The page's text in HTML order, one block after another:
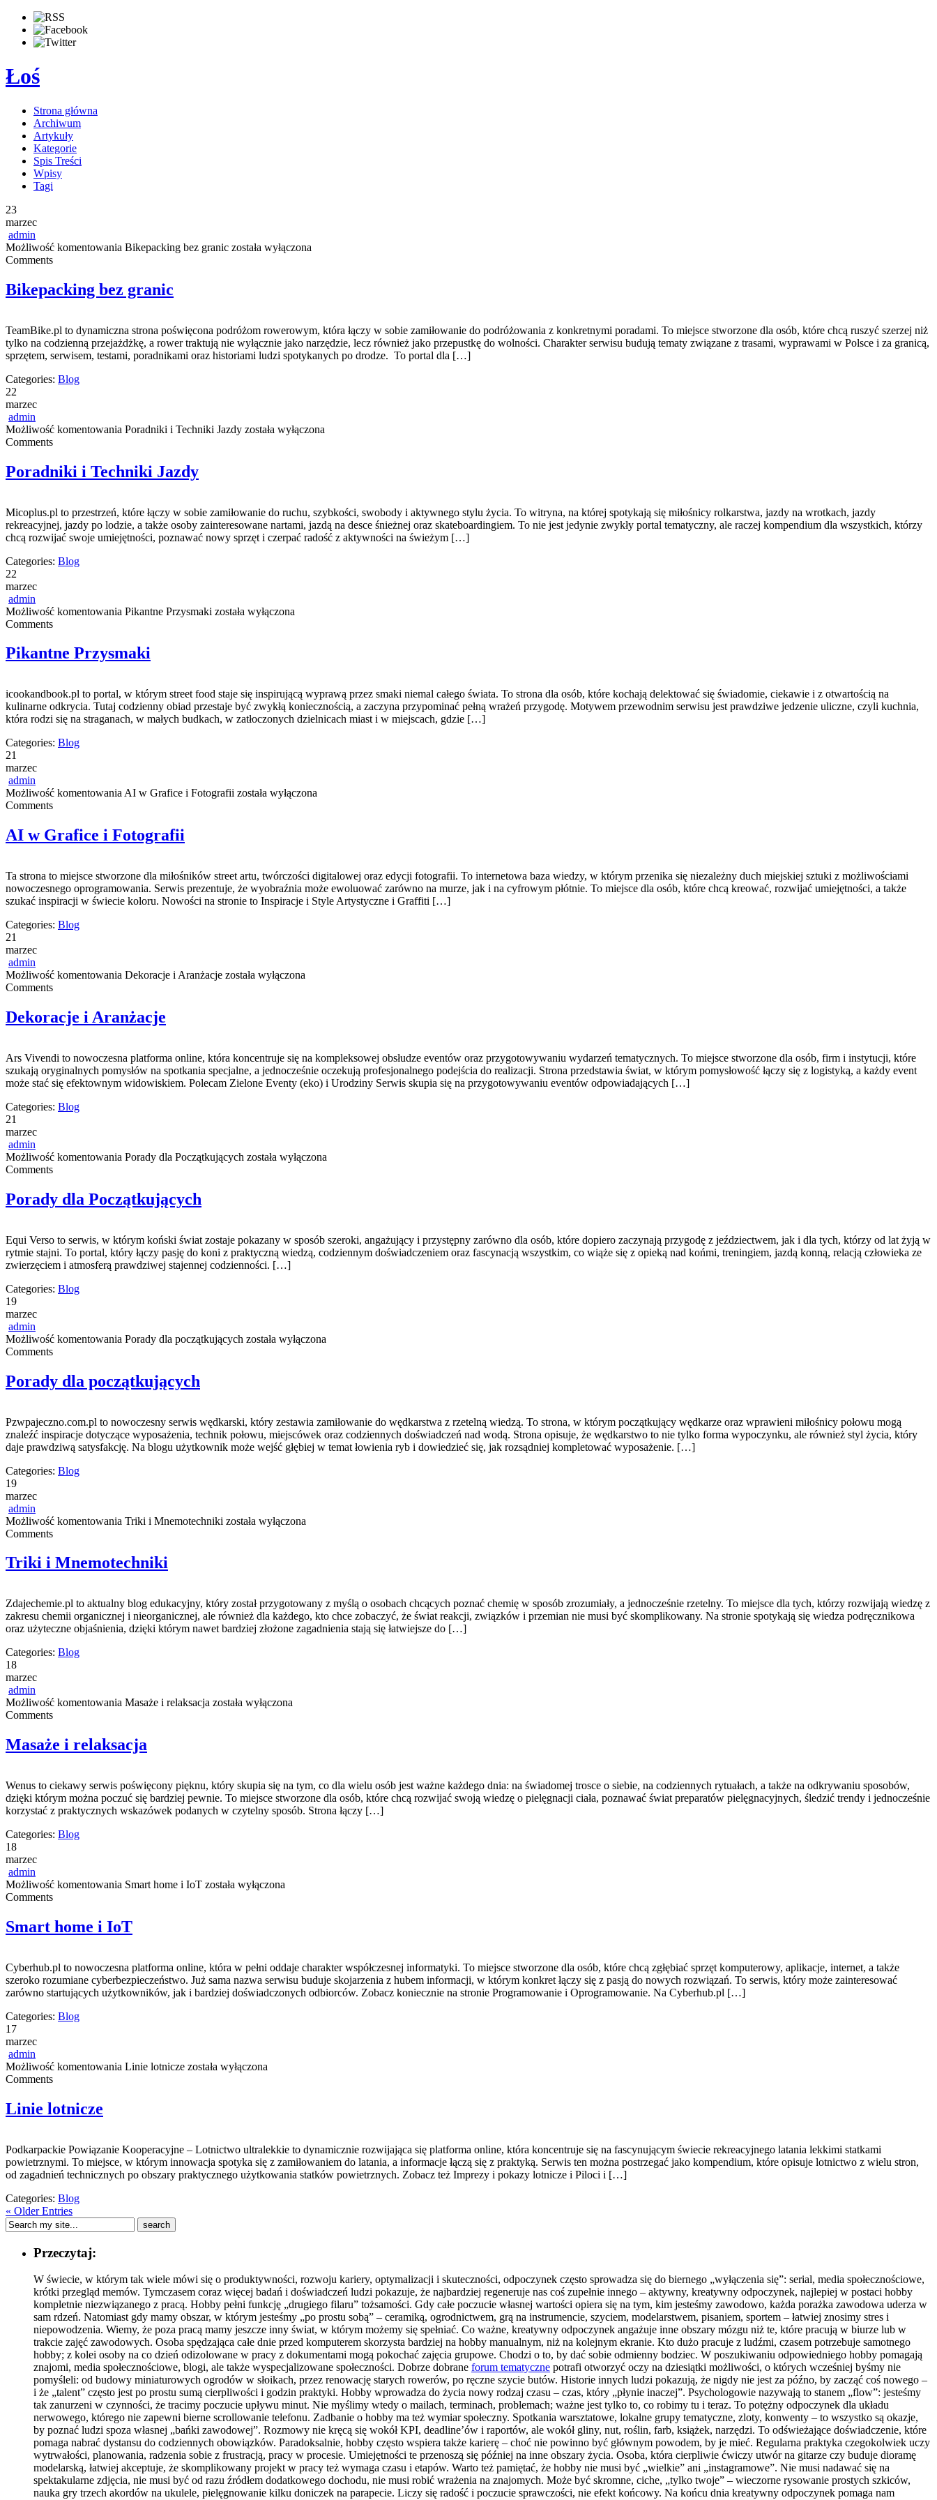
Łoś
Strona główna
Archiwum
Artykuły
Kategorie
Spis Treści
Wpisy
Tagi
23
marzec
admin
Możliwość komentowania Bikepacking bez granic została wyłączona
Comments
Bikepacking bez granic
TeamBike.pl to dynamiczna strona poświęcona podróżom rowerowym, która łączy w sobie zamiłowanie do podróżowania z konkretnymi poradami. To miejsce stworzone dla osób, które chcą ruszyć szerzej niż
tylko na codzienną przejażdżkę, a rower traktują nie wyłącznie jako narzędzie, lecz również jako przepustkę do wolności. Charakter serwisu budują tematy związane z trasami, wyprawami w Polsce i za granicą,
sprzętem, serwisem, testami, poradnikami oraz historiami ludzi spotykanych po drodze. To portal dla […]
Categories: Blog
22
marzec
admin
Możliwość komentowania Poradniki i Techniki Jazdy została wyłączona
Comments
Poradniki i Techniki Jazdy
Micoplus.pl to przestrzeń, które łączy w sobie zamiłowanie do ruchu, szybkości, swobody i aktywnego stylu życia. To witryna, na której spotykają się miłośnicy rolkarstwa, jazdy na wrotkach, jazdy
rekreacyjnej, jazdy po lodzie, a także osoby zainteresowane nartami, jazdą na desce śnieżnej oraz skateboardingiem. To nie jest jedynie zwykły portal tematyczny, ale raczej kompendium dla wszystkich, którzy
chcą rozwijać swoje umiejętności, poznawać nowy sprzęt i czerpać radość z aktywności na świeżym […]
Categories: Blog
22
marzec
admin
Możliwość komentowania Pikantne Przysmaki została wyłączona
Comments
Pikantne Przysmaki
icookandbook.pl to portal, w którym street food staje się inspirującą wyprawą przez smaki niemal całego świata. To strona dla osób, które kochają delektować się świadomie, ciekawie i z otwartością na
kulinarne odkrycia. Tutaj codzienny obiad przestaje być zwykłą koniecznością, a zaczyna przypominać pełną wrażeń przygodę. Motywem przewodnim serwisu jest prawdziwe jedzenie uliczne, czyli kuchnia,
która rodzi się na straganach, w małych budkach, w zatłoczonych dzielnicach miast i w miejscach, gdzie […]
Categories: Blog
21
marzec
admin
Możliwość komentowania AI w Grafice i Fotografii została wyłączona
Comments
AI w Grafice i Fotografii
Ta strona to miejsce stworzone dla miłośników street artu, twórczości digitalowej oraz edycji fotografii. To internetowa baza wiedzy, w którym przenika się niezależny duch miejskiej sztuki z możliwościami
nowoczesnego oprogramowania. Serwis prezentuje, że wyobraźnia może ewoluować zarówno na murze, jak i na cyfrowym płótnie. To miejsce dla osób, które chcą kreować, rozwijać umiejętności, a także
szukać inspiracji w świecie koloru. Nowości na stronie to Inspiracje i Style Artystyczne i Graffiti […]
Categories: Blog
21
marzec
admin
Możliwość komentowania Dekoracje i Aranżacje została wyłączona
Comments
Dekoracje i Aranżacje
Ars Vivendi to nowoczesna platforma online, która koncentruje się na kompleksowej obsłudze eventów oraz przygotowywaniu wydarzeń tematycznych. To miejsce stworzone dla osób, firm i instytucji, które
szukają oryginalnych pomysłów na spotkania specjalne, a jednocześnie oczekują profesjonalnego podejścia do realizacji. Strona przedstawia świat, w którym pomysłowość łączy się z logistyką, a każdy event
może stać się efektownym widowiskiem. Polecam Zielone Eventy (eko) i Urodziny Serwis skupia się na przygotowywaniu eventów odpowiadających […]
Categories: Blog
21
marzec
admin
Możliwość komentowania Porady dla Początkujących została wyłączona
Comments
Porady dla Początkujących
Equi Verso to serwis, w którym koński świat zostaje pokazany w sposób szeroki, angażujący i przystępny zarówno dla osób, które dopiero zaczynają przygodę z jeździectwem, jak i dla tych, którzy od lat żyją w
rytmie stajni. To portal, który łączy pasję do koni z praktyczną wiedzą, codziennym doświadczeniem oraz fascynacją wszystkim, co wiąże się z opieką nad końmi, treningiem, jazdą konną, relacją człowieka ze
zwierzęciem i atmosferą prawdziwej stajennej codzienności. […]
Categories: Blog
19
marzec
admin
Możliwość komentowania Porady dla początkujących została wyłączona
Comments
Porady dla początkujących
Pzwpajeczno.com.pl to nowoczesny serwis wędkarski, który zestawia zamiłowanie do wędkarstwa z rzetelną wiedzą. To strona, w którym początkujący wędkarze oraz wprawieni miłośnicy połowu mogą
znaleźć inspiracje dotyczące wyposażenia, technik połowu, miejscówek oraz codziennych doświadczeń nad wodą. Strona opisuje, że wędkarstwo to nie tylko forma wypoczynku, ale również styl życia, który
daje prawdziwą satysfakcję. Na blogu użytkownik może wejść głębiej w temat łowienia ryb i dowiedzieć się, jak rozsądniej kompletować wyposażenie. […]
Categories: Blog
19
marzec
admin
Możliwość komentowania Triki i Mnemotechniki została wyłączona
Comments
Triki i Mnemotechniki
Zdajechemie.pl to aktualny blog edukacyjny, który został przygotowany z myślą o osobach chcących poznać chemię w sposób zrozumiały, a jednocześnie rzetelny. To miejsce dla tych, którzy rozwijają wiedzę z
zakresu chemii organicznej i nieorganicznej, ale również dla każdego, kto chce zobaczyć, że świat reakcji, związków i przemian nie musi być skomplikowany. Na stronie spotykają się wiedza podręcznikowa
oraz użyteczne objaśnienia, dzięki którym nawet bardziej złożone zagadnienia stają się łatwiejsze do […]
Categories: Blog
18
marzec
admin
Możliwość komentowania Masaże i relaksacja została wyłączona
Comments
Masaże i relaksacja
Wenus to ciekawy serwis poświęcony pięknu, który skupia się na tym, co dla wielu osób jest ważne każdego dnia: na świadomej trosce o siebie, na codziennych rytuałach, a także na odkrywaniu sposobów,
dzięki którym można poczuć się bardziej pewnie. To miejsce stworzone dla osób, które chcą rozwijać swoją wiedzę o pielęgnacji ciała, poznawać świat preparatów pielęgnacyjnych, śledzić trendy i jednocześnie
korzystać z praktycznych wskazówek podanych w czytelny sposób. Strona łączy […]
Categories: Blog
18
marzec
admin
Możliwość komentowania Smart home i IoT została wyłączona
Comments
Smart home i IoT
Cyberhub.pl to nowoczesna platforma online, która w pełni oddaje charakter współczesnej informatyki. To miejsce stworzone dla osób, które chcą zgłębiać sprzęt komputerowy, aplikacje, internet, a także
szeroko rozumiane cyberbezpieczeństwo. Już sama nazwa serwisu buduje skojarzenia z hubem informacji, w którym konkret łączy się z pasją do nowych rozwiązań. To serwis, który może zainteresować
zarówno startujących użytkowników, jak i bardziej doświadczonych odbiorców. Zobacz koniecznie na stronie Programowanie i Oprogramowanie. Na Cyberhub.pl […]
Categories: Blog
17
marzec
admin
Możliwość komentowania Linie lotnicze została wyłączona
Comments
Linie lotnicze
Podkarpackie Powiązanie Kooperacyjne – Lotnictwo ultralekkie to dynamicznie rozwijająca się platforma online, która koncentruje się na fascynującym świecie rekreacyjnego latania lekkimi statkami
powietrznymi. To miejsce, w którym innowacja spotyka się z zamiłowaniem do latania, a informacje łączą się z praktyką. Serwis ten można postrzegać jako kompendium, które opisuje lotnictwo z wielu stron,
od zagadnień technicznych po obszary praktycznego użytkowania statków powietrznych. Zobacz też Imprezy i pokazy lotnicze i Piloci i […]
Categories: Blog
« Older Entries
Przeczytaj:
W świecie, w którym tak wiele mówi się o produktywności, rozwoju kariery, optymalizacji i skuteczności, odpoczynek często sprowadza się do biernego „wyłączenia się”: serial, media społecznościowe,
krótki przegląd memów. Tymczasem coraz więcej badań i doświadczeń ludzi pokazuje, że najbardziej regeneruje nas coś zupełnie innego – aktywny, kreatywny odpoczynek, najlepiej w postaci hobby
kompletnie niezwiązanego z pracą. Hobby pełni funkcję „drugiego filaru” tożsamości. Gdy całe poczucie własnej wartości opiera się na tym, kim jesteśmy zawodowo, każda porażka zawodowa uderza w
sam rdzeń. Natomiast gdy mamy obszar, w którym jesteśmy „po prostu sobą” – ceramiką, ogrodnictwem, grą na instrumencie, szyciem, modelarstwem, pisaniem, sportem – łatwiej znosimy stres i
niepowodzenia. Wiemy, że poza pracą mamy jeszcze inny świat, w którym możemy się spełniać. Co ważne, kreatywny odpoczynek angażuje inne obszary mózgu niż te, które pracują w biurze lub w
trakcie zajęć zawodowych. Osoba spędzająca całe dnie przed komputerem skorzysta bardziej na hobby manualnym, niż na kolejnym ekranie. Kto dużo pracuje z ludźmi, czasem potrzebuje samotnego
hobby; z kolei osoby na co dzień odizolowane w pracy z dokumentami mogą pokochać zajęcia grupowe. Chodzi o to, by dać sobie odmienny bodziec. W poszukiwaniu odpowiedniego hobby pomagają
znajomi, media społecznościowe, blogi, ale także wyspecjalizowane społeczności. Dobrze dobrane forum tematyczne potrafi otworzyć oczy na dziesiątki możliwości, o których wcześniej byśmy nie
pomyśleli: od budowy miniaturowych ogrodów w słoikach, przez renowację starych rowerów, po ręczne szycie butów. Historie innych ludzi pokazują, że nigdy nie jest za późno, by zacząć coś nowego –
i że „talent” często jest po prostu sumą cierpliwości i godzin praktyki. Hobby wprowadza do życia nowy rodzaj czasu – czas, który „płynie inaczej”. Psychologowie nazywają to stanem „flow”: jesteśmy
tak zanurzeni w czynności, że tracimy poczucie upływu minut. Nie myślimy wtedy o mailach, terminach, problemach; ważne jest tylko to, co robimy tu i teraz. To potężny odpoczynek dla układu
nerwowego, którego nie zapewni bierne scrollowanie telefonu. Zadbanie o hobby ma też wymiar społeczny. Spotkania warsztatowe, lokalne grupy tematyczne, zloty, konwenty – to wszystko są okazje,
by poznać ludzi spoza własnej „bańki zawodowej”. Rozmowy nie kręcą się wokół KPI, deadline’ów i raportów, ale wokół gliny, nut, roślin, farb, książek, narzędzi. To odświeżające doświadczenie, które
pomaga nabrać dystansu do codziennych obowiązków. Paradoksalnie, hobby często wspiera także karierę – choć nie powinno być głównym powodem, by je mieć. Regularna praktyka czegokolwiek uczy
wytrwałości, planowania, radzenia sobie z frustracją, pracy w procesie. Umiejętności te przenoszą się później na inne obszary życia. Osoba, która cierpliwie ćwiczy utwór na gitarze czy buduje dioramę
modelarską, łatwiej akceptuje, że skomplikowany projekt w pracy też wymaga czasu i etapów. Warto też pamiętać, że hobby nie musi być „wielkie” ani „instagramowe”. Nie musi nadawać się na
spektakularne zdjęcia, nie musi być od razu źródłem dodatkowego dochodu, nie musi robić wrażenia na znajomych. Może być skromne, ciche, „tylko twoje” – wieczorne rysowanie prostych szkiców,
nauka gry trzech akordów na ukulele, pielęgnowanie kilku doniczek na parapecie. Liczy się radość i poczucie sprawczości, nie efekt końcowy. Na końcu dnia kreatywny odpoczynek pomaga nam